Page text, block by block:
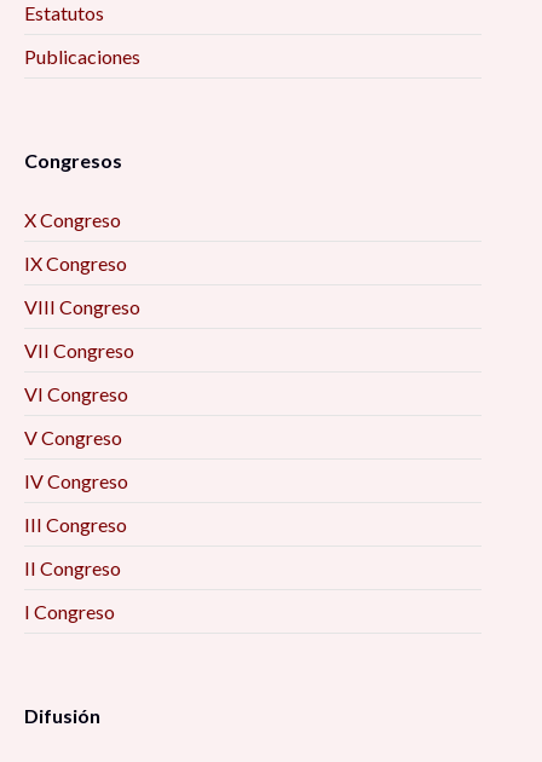
Estatutos
Publicaciones
Congresos
X Congreso
IX Congreso
VIII Congreso
VII Congreso
VI Congreso
V Congreso
IV Congreso
III Congreso
II Congreso
I Congreso
Difusión